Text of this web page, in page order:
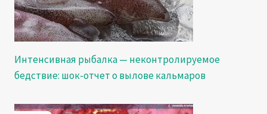
Интенсивная рыбалка — неконтролируемое
бедствие: шок-отчет о вылове кальмаров